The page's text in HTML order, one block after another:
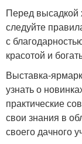
Перед высадкой
следуйте
с
красотой и
Выставка-
узнать о
практические
свои знания в
своего дачного